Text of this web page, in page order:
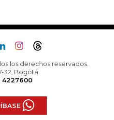
los derechos reservados.
32, Bogotá
4227600